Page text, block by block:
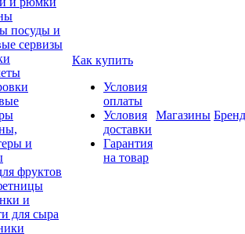
посуды и
сервизы
и
фруктов
и
для сыра
Как купить
Условия
оплаты
Условия
доставки
Гарантия
на товар
Магазины